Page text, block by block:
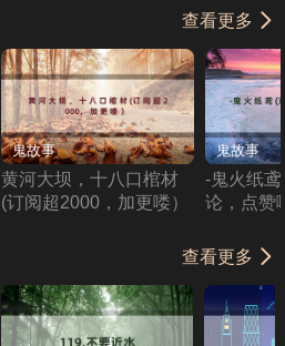
查看更多
鬼故事
黄河大坝，十八口棺材
(订阅超2000，加更喽）
鬼故事
-鬼火纸
论，点赞
查看更多